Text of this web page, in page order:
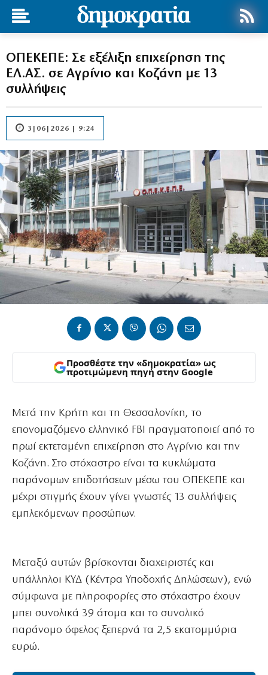
ΟΠΕΚΕΠΕ: Σε εξέλιξη επιχείρηση της
ΕΛ.ΑΣ. σε Αγρίνιο και Κοζάνη με 13
συλλήψεις
3|06|2026 | 9:24
Προσθέστε την «δημοκρατία» ως
προτιμώμενη πηγή στην Google
Μετά την Κρήτη και τη Θεσσαλονίκη, το
επονομαζόμενο ελληνικό FBI πραγματοποιεί από το
πρωί εκτεταμένη επιχείρηση στο Αγρίνιο και την
Κοζάνη. Στο στόχαστρο είναι τα κυκλώματα
παράνομων επιδοτήσεων μέσω του ΟΠΕΚΕΠΕ και
μέχρι στιγμής έχουν γίνει γνωστές 13 συλλήψεις
εμπλεκόμενων προσώπων.
Μεταξύ αυτών βρίσκονται διαχειριστές και
υπάλληλοι ΚΥΔ (Κέντρα Υποδοχής Δηλώσεων), ενώ
σύμφωνα με πληροφορίες στο στόχαστρο έχουν
μπει συνολικά 39 άτομα και το συνολικό
παράνομο όφελος ξεπερνά τα 2,5 εκατομμύρια
ευρώ.